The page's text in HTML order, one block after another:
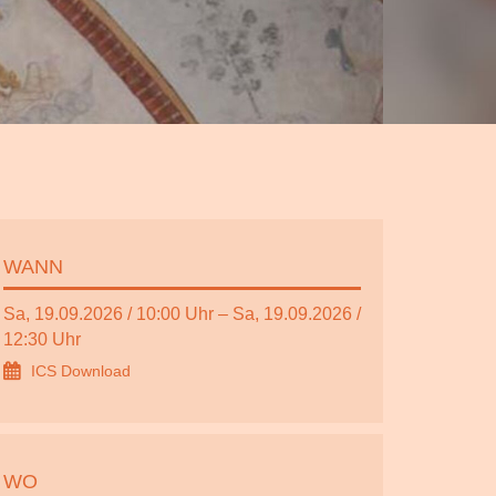
WANN
Sa, 19.09.2026 / 10:00 Uhr – Sa, 19.09.2026 /
12:30 Uhr
ICS Download
WO